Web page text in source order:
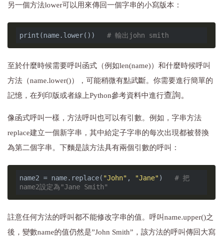
另一個方法lower可以用來傳回一個字串的小寫版本：
print(name.lower()) # 輸出john smith
至於什麼時候需要呼叫函式（例如len(name)）和什麼時候呼叫
方法（name.lower()），可能稍微有點武斷。你需要進行簡單的
記憶，在列印版或者線上Python參考資料中進行查詢。
像函式呼叫一樣，方法呼叫也可以有引數。例如，字串方法
replace建立一個新字串，其中給定子字串的每次出現都被替換
為第二個字串。下麵是該方法具有兩個引數的呼叫：
name2 = name.replace( "John" , "Jane") # 把
name2設定為"Jane Smith"
註意任何方法的呼叫都不能修改字串的值。呼叫name.upper()之
後，變數name的值仍然是”John Smith”，該方法的呼叫傳回大寫